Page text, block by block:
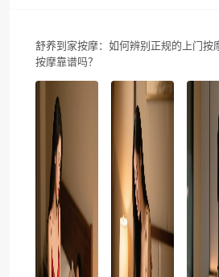
舒养到家按摩：如何辨别正规的上门按
按摩靠谱吗？